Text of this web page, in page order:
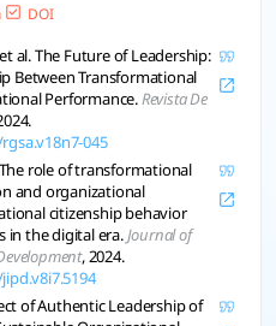
직원 만족, 사회적 책임(CSR) 등
표에 결정적 영향을 미친다. 변혁
구성원 개개인의 동기와 헌신을
것이 궁극적으로 조직 성과와 시민
긍정적 영향이 기업, 제조업, 공공
맥락에서 실증적으로 보고되었다.
외의 연구에 의하면 변혁적
조직성과에 가장 직접적이고 강
치는 요인으로 나타났다(
는 인적자원, 직무만족과 함께 조직
변량을 설명함을 보인다.
DOI
al. The Future of Leadership:
Between Transformational
Performance.Revista De
045
The role of transformational
and organizational
citizenship behavior
in the digital era.Journal of
, 2024.
of Authentic Leadership of